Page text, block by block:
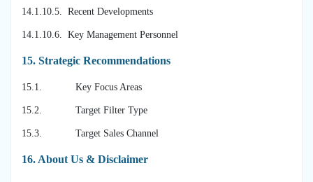
14.1.10.5. Recent Developments
14.1.10.6. Key Management Personnel
15. Strategic Recommendations
15.1. Key Focus Areas
15.2. Target Filter Type
15.3. Target Sales Channel
16. About Us & Disclaimer